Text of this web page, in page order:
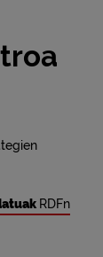
RDFn